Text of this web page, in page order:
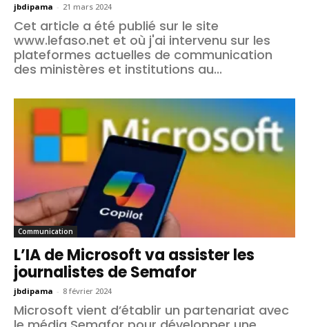
jbdipama - 21 mars 2024
Cet article a été publié sur le site
www.lefaso.net et où j'ai intervenu sur les
plateformes actuelles de communication
des ministères et institutions au...
Communication
L’IA de Microsoft va assister les
journalistes de Semafor
jbdipama - 8 février 2024
Microsoft vient d’établir un partenariat avec